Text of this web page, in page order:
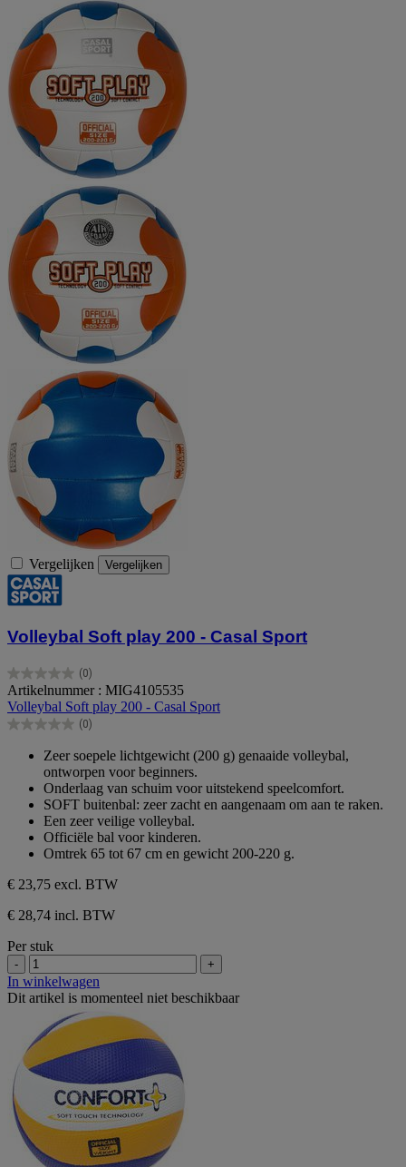
Vergelijken Vergelijken
Volleybal Soft play 200 - Casal Sport
(0)
0.0
van
de
5
Artikelnummer : MIG4105535
Volleybal Soft play 200 - Casal Sport
(0)
0.0
sterren.
Zeer soepele lichtgewicht (200 g) genaaide volleybal,
ontworpen voor beginners.
Onderlaag van schuim voor uitstekend speelcomfort.
SOFT buitenbal: zeer zacht en aangenaam om aan te raken.
Een zeer veilige volleybal.
Officiële bal voor kinderen.
Omtrek 65 tot 67 cm en gewicht 200-220 g.
€ 23,75 excl. BTW
€ 28,74 incl. BTW
Per stuk
- +
In winkelwagen
Dit artikel is momenteel niet beschikbaar